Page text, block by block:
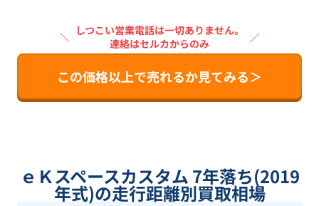
＼ しつこい営業電話は一切ありません。
連絡はセルカからのみ
／
この価格以上で売れるか見てみる＞
ｅＫスペースカスタム 7年落ち(2019
年式)の走行距離別買取相場